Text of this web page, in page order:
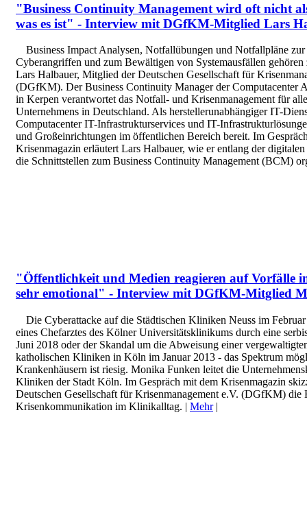
"Business Continuity Management wird oft nicht
was es ist" - Interview mit DGfKM-Mitglied Lars
Business Impact Analysen, Notfallübungen und Notfallpläne
Cyberangriffen und zum Bewältigen von Systemausfällen
Lars Halbauer, Mitglied der Deutschen Gesellschaft für
(DGfKM). Der Business Continuity Manager der Computacenter
in Kerpen verantwortet das Notfall- und Krisenmanagement für
Unternehmens in Deutschland. Als herstellerunabhängiger IT-
Computacenter IT-Infrastrukturservices und IT-
und Großeinrichtungen im öffentlichen Bereich bereit. Im
Krisenmagazin erläutert Lars Halbauer, wie er entlang der
die Schnittstellen zum Business Continuity Management (BCM)
"Öffentlichkeit und Medien reagieren auf Vorfälle
sehr emotional" - Interview mit DGfKM-Mitglied
Die Cyberattacke auf die Städtischen Kliniken Neuss im
eines Chefarztes des Kölner Universitätsklinikums durch eine
Juni 2018 oder der Skandal um die Abweisung einer
katholischen Kliniken in Köln im Januar 2013 - das Spektrum
Krankenhäusern ist riesig. Monika Funken leitet die
Kliniken der Stadt Köln. Im Gespräch mit dem Krisenmagazin
Deutschen Gesellschaft für Krisenmanagement e.V. (DGfKM) die
Krisenkommunikation im Klinikalltag. | Mehr|